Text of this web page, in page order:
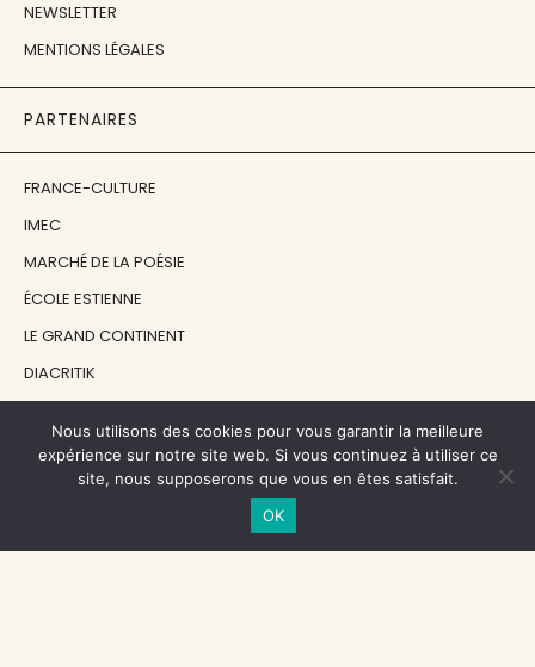
NEWSLETTER
MENTIONS LÉGALES
PARTENAIRES
FRANCE-CULTURE
IMEC
MARCHÉ DE LA POÉSIE
ÉCOLE ESTIENNE
LE GRAND CONTINENT
DIACRITIK
NOS SOUTIENS
CENTRE NATIONAL DU LIVRE
Nous utilisons des cookies pour vous garantir la meilleure
expérience sur notre site web. Si vous continuez à utiliser ce
site, nous supposerons que vous en êtes satisfait.
OK